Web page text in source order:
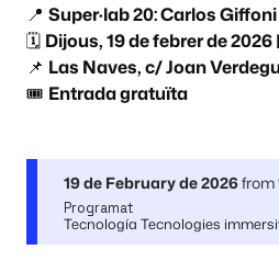
📍 Super·lab 20: Carlos Giffoni
🗓️ Dijous, 19 de febrer de 2026
📌 Las Naves, c/ Joan
🎟️ Entrada gratuïta
19 de February de 2026from
Programat
Tecnología Tecnologies